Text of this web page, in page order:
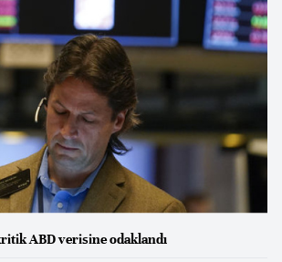
ABD verisine odaklandı